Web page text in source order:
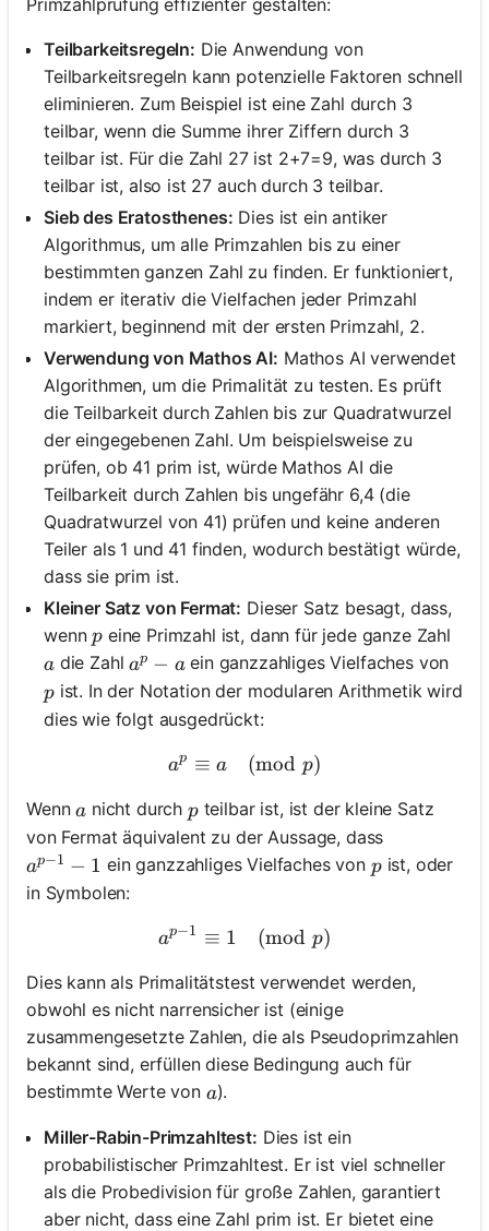
Teilbarkeitsregeln: Die Anwendung von
Teilbarkeitsregeln kann potenzielle Faktoren schnell
eliminieren. Zum Beispiel ist eine Zahl durch 3
teilbar, wenn die Summe ihrer Ziffern durch 3
teilbar ist. Für die Zahl 27 ist 2+7=9, was durch 3
teilbar ist, also ist 27 auch durch 3 teilbar.
Sieb des Eratosthenes: Dies ist ein antiker
Algorithmus, um alle Primzahlen bis zu einer
bestimmten ganzen Zahl zu finden. Er funktioniert,
indem er iterativ die Vielfachen jeder Primzahl
markiert, beginnend mit der ersten Primzahl, 2.
Verwendung von Mathos AI: Mathos AI verwendet
Algorithmen, um die Primalität zu testen. Es prüft
die Teilbarkeit durch Zahlen bis zur Quadratwurzel
der eingegebenen Zahl. Um beispielsweise zu
prüfen, ob 41 prim ist, würde Mathos AI die
Teilbarkeit durch Zahlen bis ungefähr 6,4 (die
Quadratwurzel von 41) prüfen und keine anderen
Teiler als 1 und 41 finden, wodurch bestätigt würde,
dass sie prim ist.
Kleiner Satz von Fermat: Dieser Satz besagt, dass,
wennp
p eine Primzahl ist, dann für jede ganze Zahl
a
adie Zahla^p - a
ap − aein ganzzahliges Vielfaches von
p
pist. In der Notation der modularen Arithmetik wird
dies wie folgt ausgedrückt:
a^p \equiv a \pmod{p}
ap ≡ a (mod p)
Wenna
a nicht durch p
pteilbar ist, ist der kleine Satz
von Fermat äquivalent zu der Aussage, dass
a^{p-1} - 1
ap−1 − 1 ein ganzzahliges Vielfaches von p
pist, oder
in Symbolen:
a^{p-1} \equiv 1
ap−1 ≡ 1 (mod p)
Dies kann als Primalitätstest verwendet werden,
obwohl es nicht narrensicher ist (einige
zusammengesetzte Zahlen, die als Pseudoprimzahlen
bekannt sind, erfüllen diese Bedingung auch für
bestimmte Werte von a
a).
Miller-Rabin-Primzahltest: Dies ist ein
probabilistischer Primzahltest. Er ist viel schneller
als die Probedivision für große Zahlen, garantiert
aber nicht, dass eine Zahl prim ist. Er bietet eine